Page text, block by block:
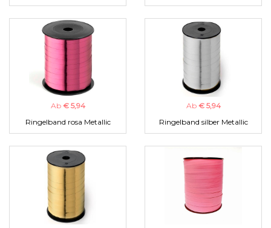
Ab € 5,94
Ringelband rosa Metallic
Ab € 5,94
Ringelband silber Metallic